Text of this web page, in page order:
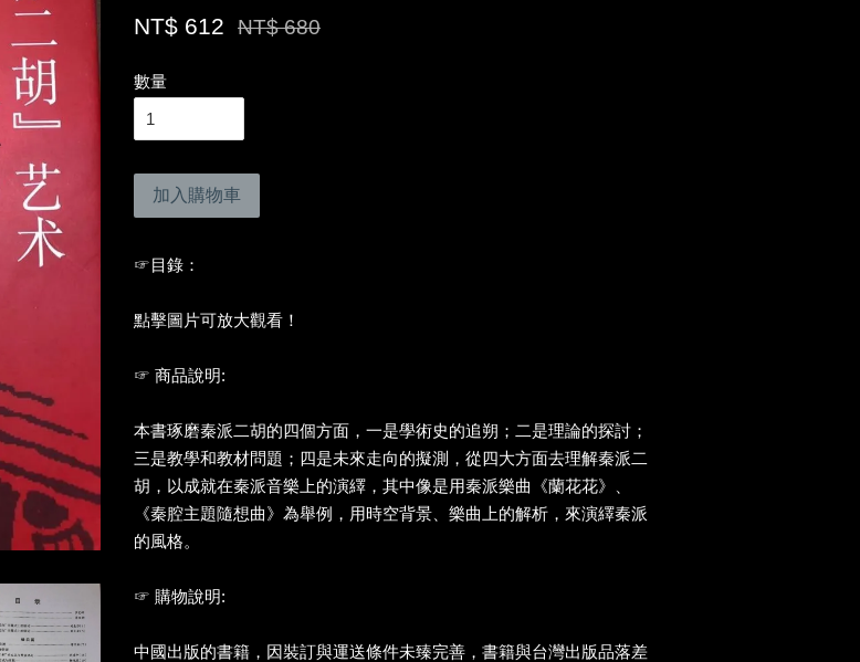
NT$ 612 NT$ 680
數量
加入購物車
☞目錄：
點擊圖片可放大觀看！
☞ 商品說明:
本書琢磨秦派二胡的四個方面，一是學術史的追朔；二是理論的探討；
三是教學和教材問題；四是未來走向的擬測，從四大方面去理解秦派二
胡，以成就在秦派音樂上的演繹，其中像是用秦派樂曲《蘭花花》、
《秦腔主題隨想曲》為舉例，用時空背景、樂曲上的解析，來演繹秦派
的風格。
☞ 購物說明:
中國出版的書籍，因裝訂與運送條件未臻完善，書籍與台灣出版品落差